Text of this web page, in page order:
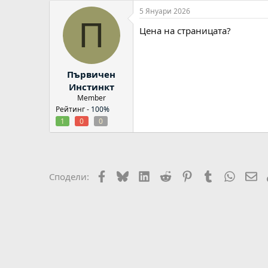
П
Първичен
Инстинкт
Member
Рейтинг - 100%
1
0 0
5 Януари 2026
Цена на страницата?
Сподели: Facebook
BlueskyLinkedIn
Reddit PinterestTumblr